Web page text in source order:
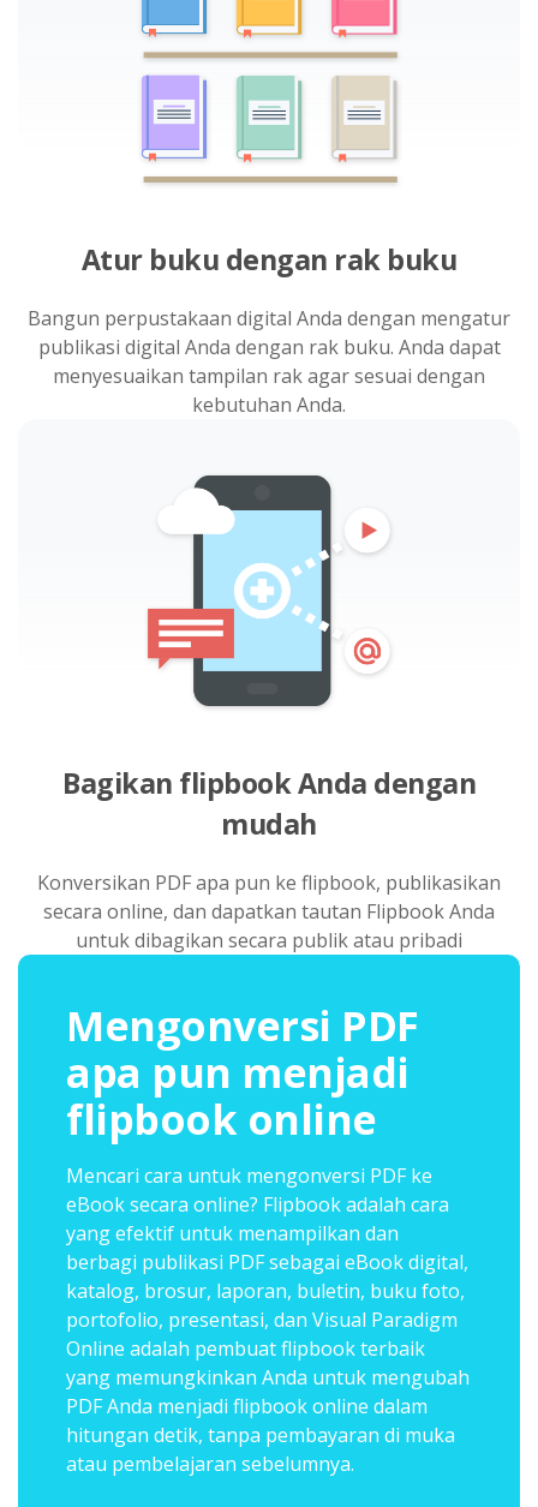
Atur buku dengan rak buku
Bangun perpustakaan digital Anda dengan mengatur
publikasi digital Anda dengan rak buku. Anda dapat
menyesuaikan tampilan rak agar sesuai dengan
kebutuhan Anda.
Bagikan flipbook Anda dengan
mudah
Konversikan PDF apa pun ke flipbook, publikasikan
secara online, dan dapatkan tautan Flipbook Anda
untuk dibagikan secara publik atau pribadi
Mengonversi PDF
apa pun menjadi
flipbook online
Mencari cara untuk mengonversi PDF ke
eBook secara online? Flipbook adalah cara
yang efektif untuk menampilkan dan
berbagi publikasi PDF sebagai eBook digital,
katalog, brosur, laporan, buletin, buku foto,
portofolio, presentasi, dan Visual Paradigm
Online adalah pembuat flipbook terbaik
yang memungkinkan Anda untuk mengubah
PDF Anda menjadi flipbook online dalam
hitungan detik, tanpa pembayaran di muka
atau pembelajaran sebelumnya.